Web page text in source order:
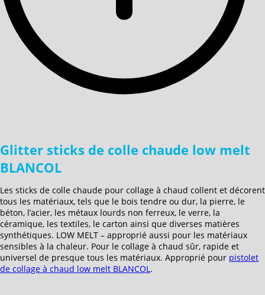
Glitter sticks de colle chaude low melt
BLANCOL
Les sticks de colle chaude pour collage à chaud collent et décorent
tous les matériaux, tels que le bois tendre ou dur, la pierre, le
béton, l’acier, les métaux lourds non ferreux, le verre, la
céramique, les textiles, le carton ainsi que diverses matières
synthétiques. LOW MELT – approprié aussi pour les matériaux
sensibles à la chaleur. Pour le collage à chaud sûr, rapide et
universel de presque tous les matériaux. Approprié pour pistolet
de collage à chaud low melt BLANCOL.